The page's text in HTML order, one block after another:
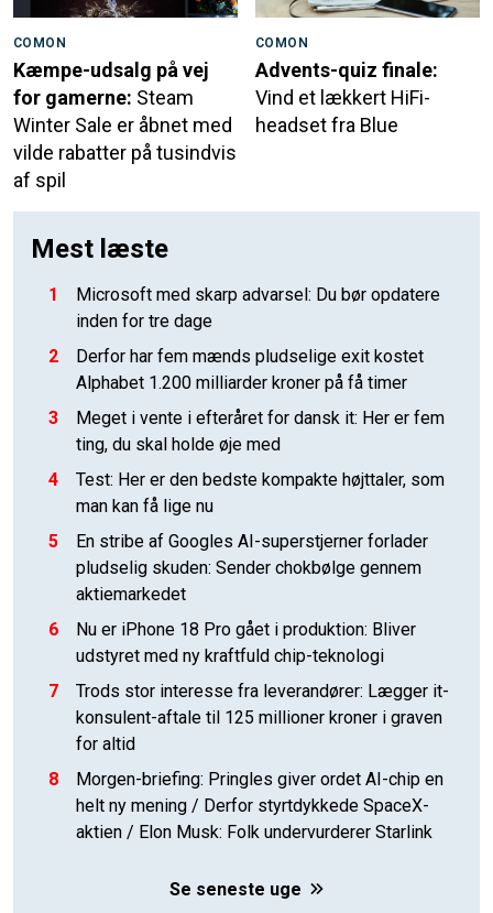
COMON
Kæmpe-udsalg på vej
for gamerne: Steam
Winter Sale er åbnet med
vilde rabatter på tusindvis
af spil
COMON
Advents-quiz finale:
Vind et lækkert HiFi-
headset fra Blue
Mest læste
1
Microsoft med skarp advarsel: Du bør opdatere
inden for tre dage
2
Derfor har fem mænds pludselige exit kostet
Alphabet 1.200 milliarder kroner på få timer
3
Meget i vente i efteråret for dansk it: Her er fem
ting, du skal holde øje med
4
Test: Her er den bedste kompakte højttaler, som
man kan få lige nu
5
En stribe af Googles AI-superstjerner forlader
pludselig skuden: Sender chokbølge gennem
aktiemarkedet
6
Nu er iPhone 18 Pro gået i produktion: Bliver
udstyret med ny kraftfuld chip-teknologi
7
Trods stor interesse fra leverandører: Lægger it-
konsulent-aftale til 125 millioner kroner i graven
for altid
8
Morgen-briefing: Pringles giver ordet AI-chip en
helt ny mening / Derfor styrtdykkede SpaceX-
aktien / Elon Musk: Folk undervurderer Starlink
Se seneste uge